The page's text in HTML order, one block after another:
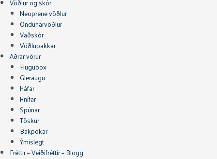
Vöðlur og skór
Neoprene vöðlur
Öndunarvöðlur
Vaðskór
Vöðlupakkar
Aðrar vörur
Flugubox
Gleraugu
Háfar
Hnífar
Spúnar
Töskur
Bakpokar
Ýmislegt
Fréttir – Veiðifréttir – Blogg